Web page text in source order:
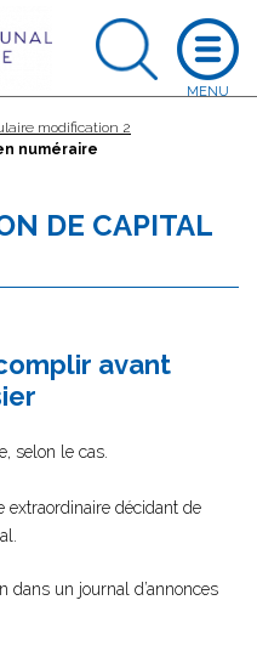
modification 2
numéraire
DE CAPITAL
avant
selon le cas.
extraordinaire décidant de
dans un journal d’annonces